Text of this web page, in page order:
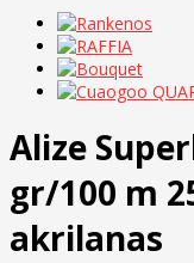
Alize
gr/100 m
akrilanas